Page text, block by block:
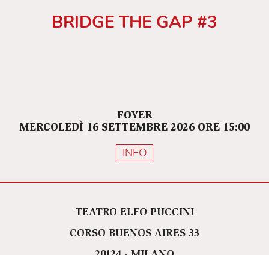
BRIDGE THE GAP #3
FOYER
MERCOLEDÌ 16 SETTEMBRE 2026 ORE 15:00
INFO
TEATRO ELFO PUCCINI
CORSO BUENOS AIRES 33